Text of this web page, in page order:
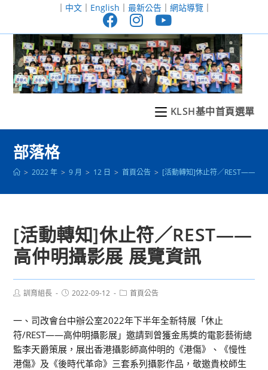
至
｜ 中文｜ English ｜ 最新公告｜ 網站導覽｜
KLSH基中首頁選單
部落格
> 2022 年 > 9 月 > 12 日 > 首頁公告 > [活動轉知]休⽌符／REST——⾼
[活動轉知]休⽌符／REST——
⾼仲明攝影展 展覽資訊
Post訓育組長
Post2022-09-12
Post首頁公告
一、司改會台中辦公室2022年下半年全新特展「休止
符/REST——高仲明攝影展」邀請到曾獲金馬獎的電影藝術總
監李天爵策展，展出香港攝影師高仲明的《港傷》、《慢性
港傷》及《後時代革命》三套系列攝影作品，敬邀貴校師生